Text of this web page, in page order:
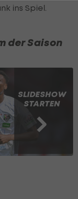
ins Spiel.
der Saison
SLIDESHOW
STARTEN